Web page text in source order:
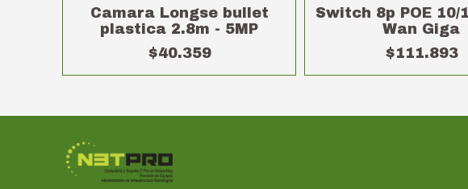
Camara Longse bullet
plastica 2.8m - 5MP
$40.359
Switch 8p POE 10/
Wan Giga
$111.893